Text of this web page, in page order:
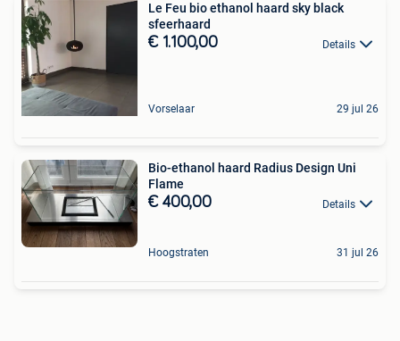
Le Feu bio ethanol haard sky black
sfeerhaard
€ 1.100,00 Details
Vorselaar 29 jul 26
Bio-ethanol haard Radius Design Uni
Flame
€ 400,00 Details
Hoogstraten 31 jul 26